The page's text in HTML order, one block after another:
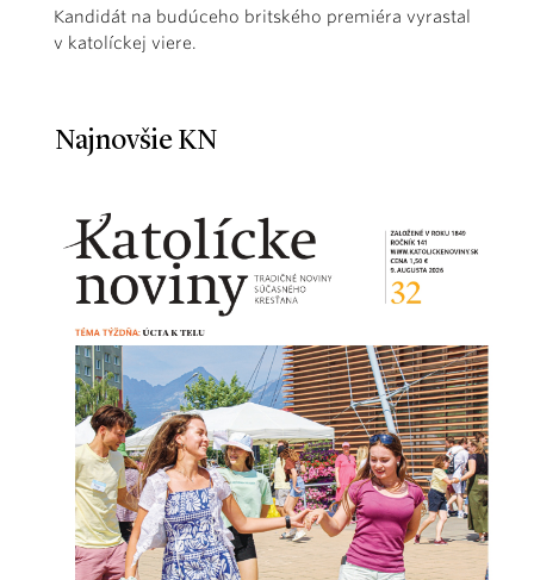
Kandidát na budúceho britského premiéra vyrastal
v katolíckej viere.
Najnovšie KN